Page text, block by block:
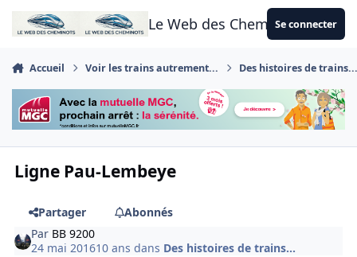
Aller au contenu
Le Web des CheminotsSe connecter
Accueil Voir les trains autrement... Des histoires de
Ligne Pau-Lembeye
Partager
Abonnés
Par BB 9200
24 mai 201610 ans dans Des histoires de trains...